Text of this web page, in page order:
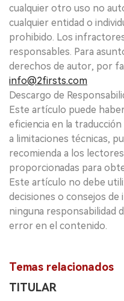
cualquier otro uso no
cualquier entidad o
prohibido. Los
responsables. Para
derechos de autor, por
info@2firsts.com
Descargo de
Este artículo puede
eficiencia en la
a limitaciones técnicas,
recomienda a los
proporcionadas para
Este artículo no debe
decisiones o consejos de
ninguna responsabilidad
error en el contenido.
Temas relacionados
TITULAR